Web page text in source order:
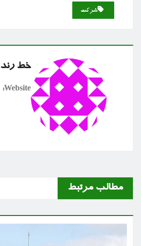
شركت
خط رند
Website:
مطالب مرتبط